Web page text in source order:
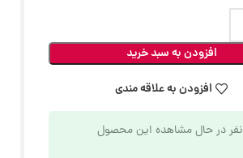
افزودن به سبد خرید
افزودن به علاقه مندی
نفر در حال مشاهده این محصول